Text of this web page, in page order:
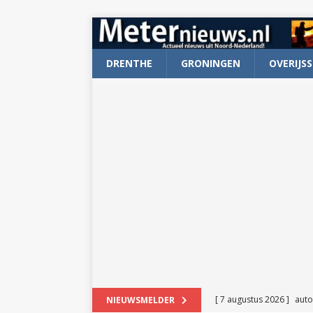
DRENTHE GRONINGEN
NIEUWSMELDER [ 7 augustus 2026 ]